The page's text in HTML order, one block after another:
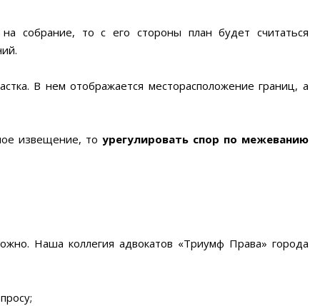
собрание, то с его стороны план будет считаться
В нем отображается месторасположение границ, а
извещение, то урегулировать спор по межеванию
Наша коллегия адвокатов «Триумф Права» города